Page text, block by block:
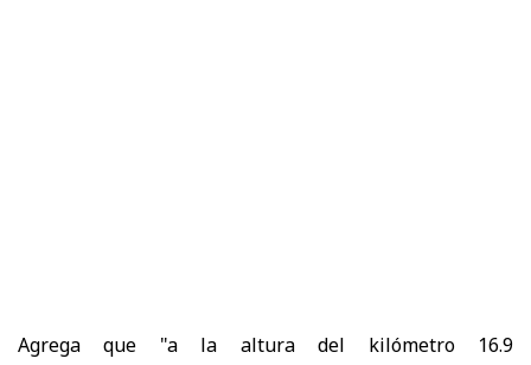
Agrega que "a la altura del kilómetro 16.9